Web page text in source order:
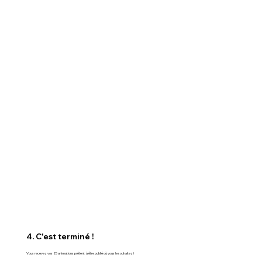
4. C'est terminé !
Vous recevez vos 25 animations prêtent à être publié où vous le souhaitez !